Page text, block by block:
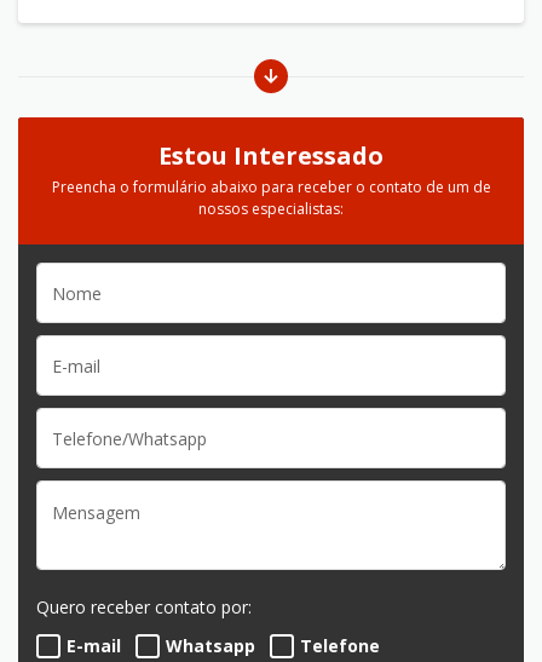
Estou Interessado
Preencha o formulário abaixo para receber o contato de um de
nossos especialistas:
Quero receber contato por:
E-mail
Whatsapp Telefone